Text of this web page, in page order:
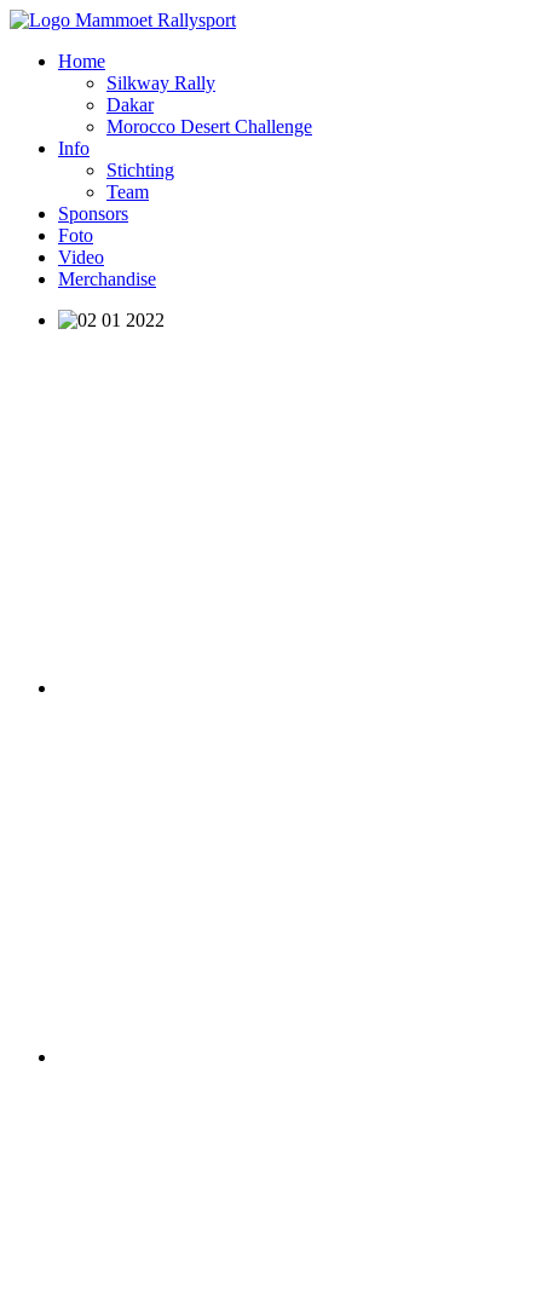
Home
Silkway Rally
Dakar
Morocco Desert Challenge
Info
Stichting
Team
Sponsors
Foto
Video
Merchandise